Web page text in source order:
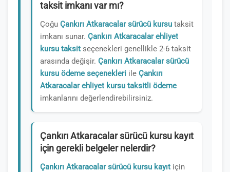
taksit imkanı var mı?
Çoğu Çankırı Atkaracalar sürücü kursu taksit
imkanı sunar. Çankırı Atkaracalar ehliyet
kursu taksit seçenekleri genellikle 2-6 taksit
arasında değişir. Çankırı Atkaracalar sürücü
kursu ödeme seçenekleri ile Çankırı
Atkaracalar ehliyet kursu taksitli ödeme
imkanlarını değerlendirebilirsiniz.
Çankırı Atkaracalar sürücü kursu kayıt
için gerekli belgeler nelerdir?
Çankırı Atkaracalar sürücü kursu kayıt için